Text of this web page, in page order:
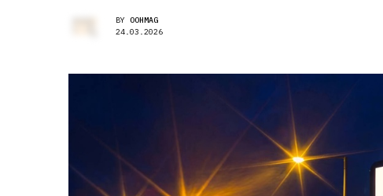
BY OOHMAG
24.03.2026